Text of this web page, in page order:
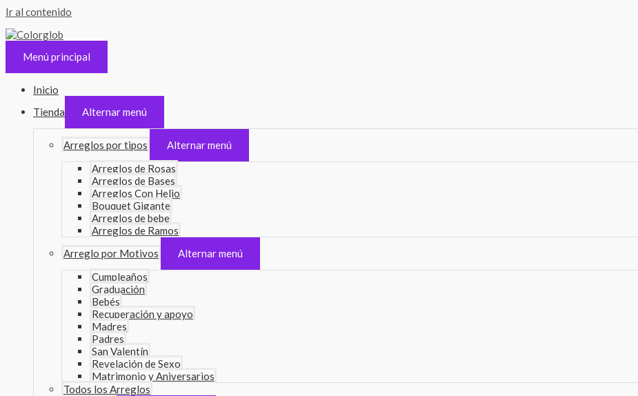
Ir al contenido
Menú principal
Inicio
Tienda
Alternar menú
Arreglos por tipos
Alternar menú
Arreglos de Rosas
Arreglos de Bases
Arreglos Con Helio
Bouquet Gigante
Arreglos de bebe
Arreglos de Ramos
Arreglo por Motivos
Alternar menú
Cumpleaños
Graduación
Bebés
Recuperación y apoyo
Madres
Padres
San Valentín
Revelación de Sexo
Matrimonio y Aniversarios
Todos los Arreglos